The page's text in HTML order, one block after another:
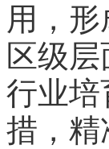
用，
区级
行业培
措，精